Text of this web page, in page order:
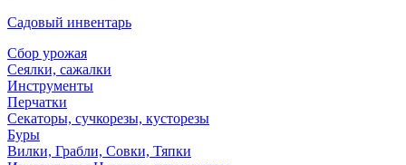
Садовый инвентарь
Сбор урожая
Сеялки, сажалки
Инструменты
Перчатки
Секаторы, сучкорезы, кусторезы
Буры
Вилки, Грабли, Совки, Тяпки